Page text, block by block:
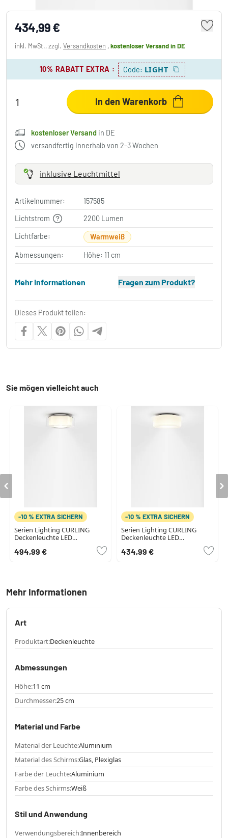
434,99 €
inkl. MwSt., zzgl. Versandkosten ,kostenloser Versandin DE
10% RABATT EXTRA : Code: LIGHT
In den Warenkorb
kostenloser Versand in DE
versandfertig innerhalb von 2-3 Wochen
inklusive Leuchtmittel
Artikelnummer:
157585
Lichtstrom
2200 Lumen
Lichtfarbe: Warmweiß
Abmessungen: Höhe: 11 cm
Mehr Informationen Fragen zum Produkt?
Dieses Produkt teilen:
Sie mögen vielleicht auch
-10 % EXTRA SICHERN
Serien Lighting CURLING
Deckenleuchte LED
494,99 €
-10 % EXTRA SICHERN
Serien Lighting CURLING
Deckenleuchte LED
434,99 €
Mehr Informationen
Art
Produktart:Deckenleuchte
Abmessungen
Höhe:11 cm
Durchmesser:25 cm
Material und Farbe
Material der Leuchte:Aluminium
Material des Schirms:Glas, Plexiglas
Farbe der Leuchte:Aluminium
Farbe des Schirms:Weiß
Stil und Anwendung
Verwendungsbereich:Innenbereich